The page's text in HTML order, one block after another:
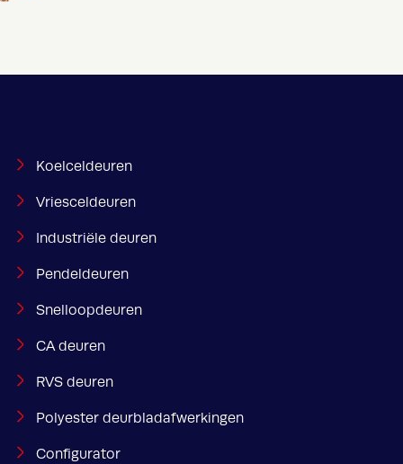
Koelceldeuren
Vriesceldeuren
Industriële deuren
Pendeldeuren
Snelloopdeuren
CA deuren
RVS deuren
Polyester deurbladafwerkingen
Configurator